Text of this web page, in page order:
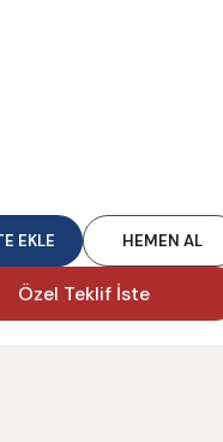
EKLE HEMEN AL
Özel Teklif İste